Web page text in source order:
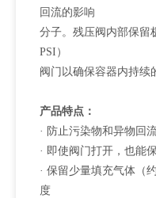
回流的影响
分子。残压阀内部保留
PSI）
阀门以确保容器内持续
产品特点：
· 防止污染物和异物回
· 即使阀门打开，也能
· 保留少量填充气体（
度